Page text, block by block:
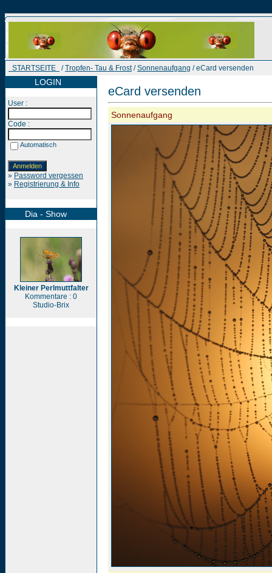
STARTSEITE /Tropfen- Tau & Frost/Sonnenaufgang / eCard versenden
LOGIN
User :
Code :
Automatisch
» Password vergessen
» Registrierung & Info
Dia - Show
Kleiner Perlmuttfalter
Kommentare : 0
Studio-Brix
eCard versenden
Sonnenaufgang